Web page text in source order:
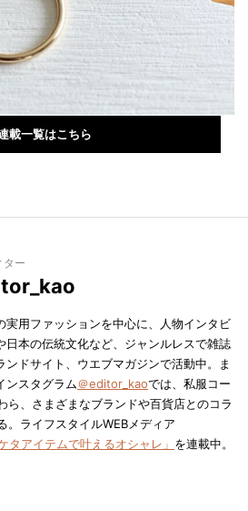
載一覧はこちら
ター
実用ファッションを中心に、人物インタビ
日本の伝統文化など、ジャンルレスで雑誌
ンドサイト、ウエブマガジンで活動中。ま
ンスタグラム＠editor_kaoでは、私服コー
ら、さまざまなブランドや百貨店とのコラ
。ライフスタイルWEBメディア
アイテムで叶えるオシャレ」 を連載中。